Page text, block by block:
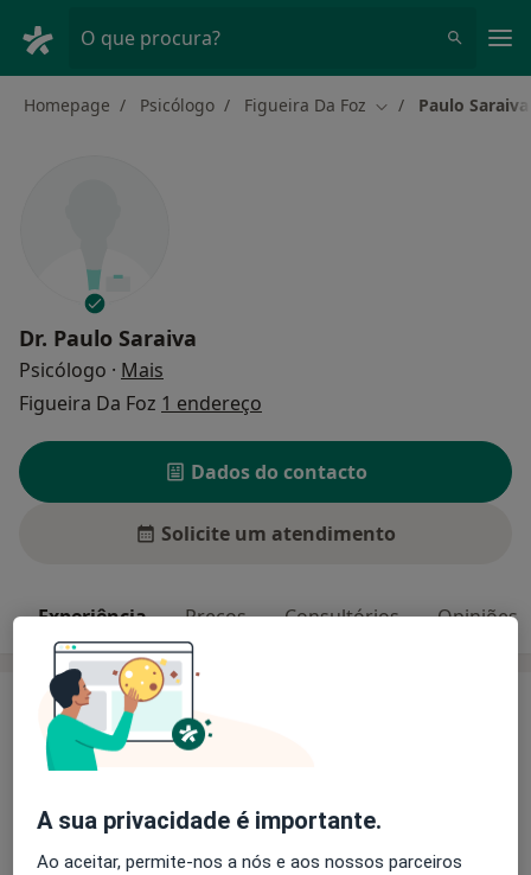
O que procura?
Homepage Psicólogo Figueira Da Foz Mudar de cidade
Paulo Saraiva
Dr. Paulo Saraiva
Psicólogo · Mais
Figueira Da Foz 1 endereço
Dados do contacto
Solicite um atendimento
Experiência Preços Consultórios Opiniões
Experiência
Tenho 53 anos e trabalho no setor público na área da
educação e no setor privado como especialista de
psicotraumatologia pois em Portugal somos cerda 150
pessoas com essa especialidade
A sua privacidade é importante.
Ao aceitar, permite-nos a nós e aos nossos parceiros